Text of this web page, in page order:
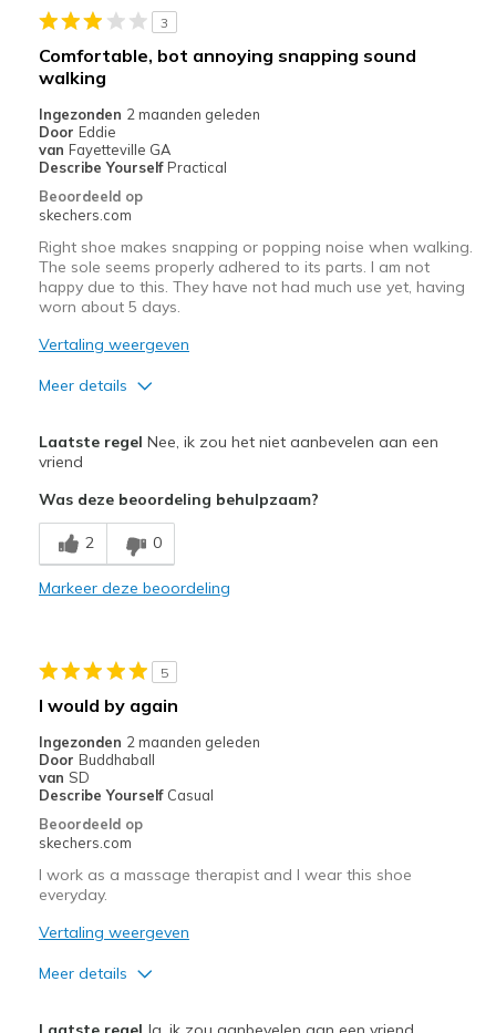
Sizing
View On Shoes
I'm Really Into Shoes
3
Comfortable, bot annoying snapping sound
walking
Ingezonden 2 maanden geleden
Door Eddie
van Fayetteville GA
Describe Yourself Practical
Beoordeeld op
skechers.com
Right shoe makes snapping or popping noise when walking.
The sole seems properly adhered to its parts. I am not
happy due to this. They have not had much use yet, having
worn about 5 days.
Vertaling weergeven
Meer details
Attractive Design
Breathe Well
Comfortable
Stylish
Casual Wear
Going Out
Width
Feels true to width
Sizing
Laatste regel Nee, ik zou het niet aanbevelen aan een
vriend
Was deze beoordeling behulpzaam?
2 0
Markeer deze beoordeling
5
I would by again
Ingezonden 2 maanden geleden
Door Buddhaball
van SD
Describe Yourself Casual
Beoordeeld op
skechers.com
I work as a massage therapist and I wear this shoe
everyday.
Vertaling weergeven
Meer details